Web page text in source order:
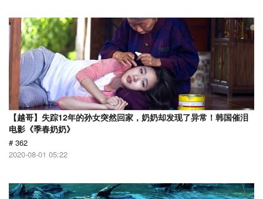
【越哥】失踪12年的孙女突然回家，奶奶却发现了异常！韩国催泪
电影《季春奶奶》
# 362
2020-08-01 05:22